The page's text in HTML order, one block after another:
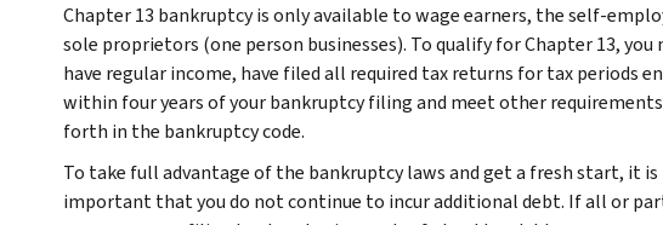
Chapter 13 bankruptcy is only available to wage earners, the self-
sole proprietors (one person businesses). To qualify for Chapter 13, you
have regular income, have filed all required tax returns for tax periods
within four years of your bankruptcy filing and meet other
forth in the bankruptcy code.
To take full advantage of the bankruptcy laws and get a fresh start, it is
important that you do not continue to incur additional debt. If all or